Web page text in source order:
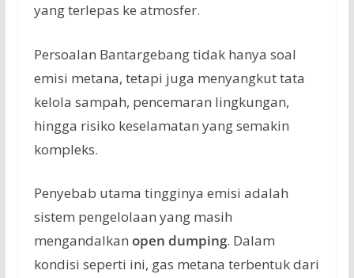
yang terlepas ke atmosfer.
Persoalan Bantargebang tidak hanya soal
emisi metana, tetapi juga menyangkut tata
kelola sampah, pencemaran lingkungan,
hingga risiko keselamatan yang semakin
kompleks.
Penyebab utama tingginya emisi adalah
sistem pengelolaan yang masih
mengandalkan open dumping. Dalam
kondisi seperti ini, gas metana terbentuk dari